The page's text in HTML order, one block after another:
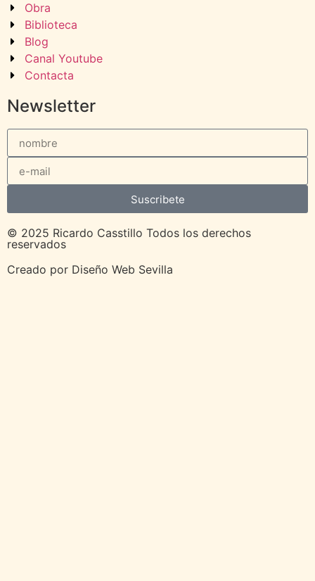
Obra
Biblioteca
Blog
Canal Youtube
Contacta
Newsletter
Suscribete
© 2025 Ricardo Casstillo Todos los derechos
reservados
Creado por Diseño Web Sevilla